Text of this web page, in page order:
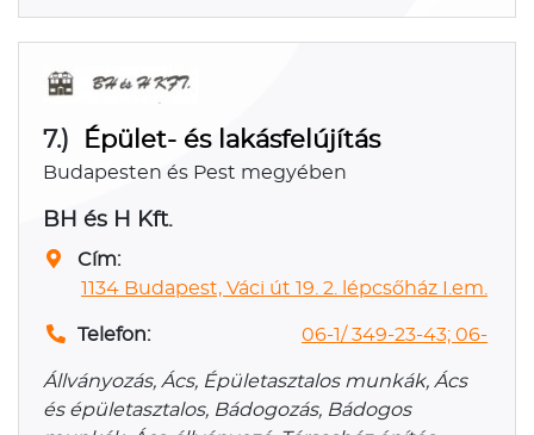
7.) Épület- és lakásfelújítás
Budapesten és Pest megyében
BH és H Kft.
Cím:
1134 Budapest, Váci út 19. 2. lépcsőház I.em.
Telefon: 06-1/ 349-23-43; 06-
Állványozás, Ács, Épületasztalos munkák, Ács
és épületasztalos, Bádogozás, Bádogos